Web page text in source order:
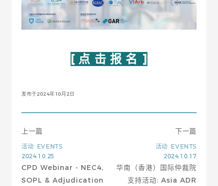
[ 点 击 报 名 ]
发布于2024年10月2日
上一篇
活动 EVENTS
2024.10.25
CPD Webinar - NEC4,
SOPL & Adjudication
下一篇
活动 EVENTS
2024.10.17
华南（香港）国际仲裁院
支持活动: Asia ADR